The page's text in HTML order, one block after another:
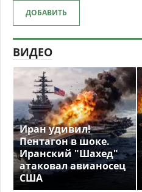
ДОБАВИТЬ
ВИДЕО
Иран удивил!
Пентагон в шоке.
Иранский "Шахед"
атаковал авианосец
США